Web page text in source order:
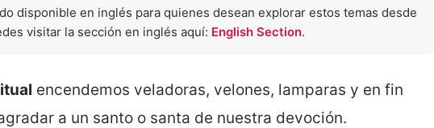
disponible en inglés para quienes desean explorar estos temas desde
visitar la sección en inglés aquí: English Section.
encendemos veladoras, velones, lamparas y en fin
a un santo o santa de nuestra devoción.